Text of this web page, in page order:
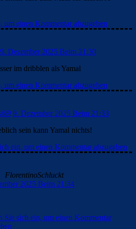
um einen Kommentar abzugeben
9. Dezember 2025 Beim 21:30
im dribblen als Yamal
um einen Kommentar abzugeben
9. Dezember 2025 Beim 21:33
sein kann Yamal nichts!
ein, um einen Kommentar abzugeben
FlorentinoSchluckt
2025 Beim 21:34
Sie sich ein, um einen Kommentar